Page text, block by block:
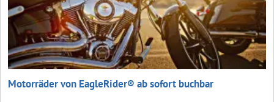
Motorräder von EagleRider® ab sofort buchbar